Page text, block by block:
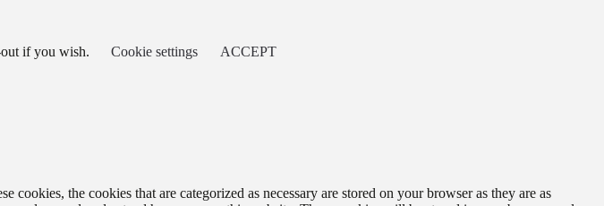
if you wish.
Cookie settings
ACCEPT
the cookies that are categorized as necessary are stored on your browser as they are as